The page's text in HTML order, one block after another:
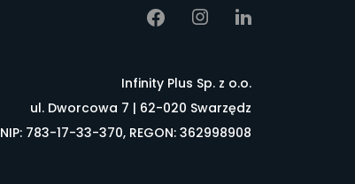
Infinity Plus Sp. z o.o.
ul. Dworcowa 7 | 62-020 Swarzędz
NIP: 783-17-33-370, REGON: 362998908